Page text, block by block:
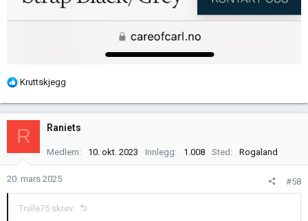
R
k
s
n
e
r
Kruttskjegg
R Raniets
Medlem 10. okt. 2023 Innlegg 1.008 Sted Rogaland
20. mars 2025 #58
Trulle75 skrev: